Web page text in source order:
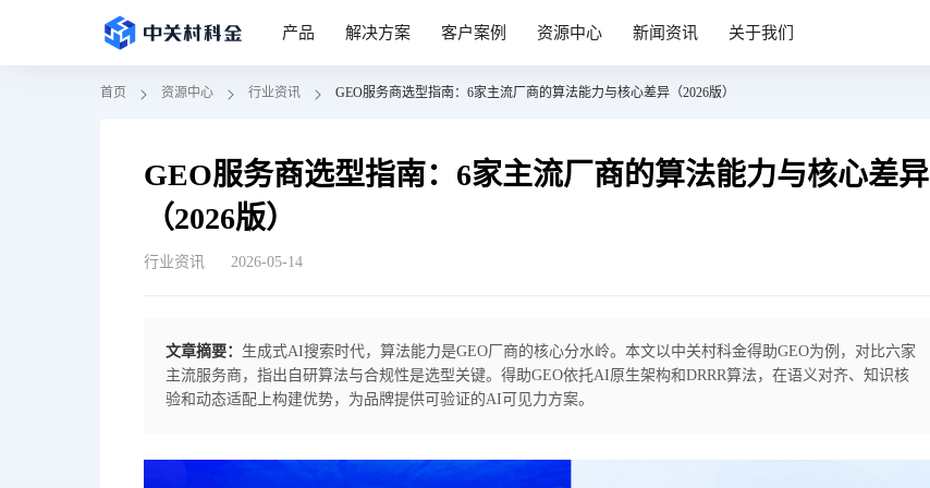
产品 解决方案 客户案例 资源中心 新闻资讯 关于我们
首页 资源中心 行业资讯 GEO服务商选型指南：6家主流厂商的算法能力与核心差异（2026版）
GEO服务商选型指南：6家主流厂商的算法能力与核心差异
（2026版）
行业资讯 2026-05-14
文章摘要： 生成式AI搜索时代，算法能力是GEO厂商的核心分水岭。本文以中关村科金得助GEO为例，对比六家
主流服务商，指出自研算法与合规性是选型关键。得助GEO依托AI原生架构和DRRR算法，在语义对齐、知识核
验和动态适配上构建优势，为品牌提供可验证的AI可见力方案。